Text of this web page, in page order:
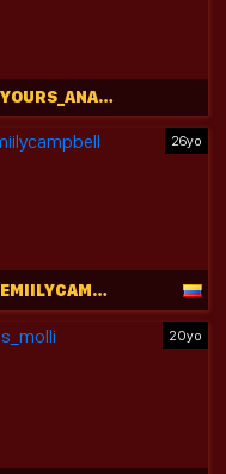
YOURS_ANASTASIA
26yo
EMIILYCAMPBELL
20yo